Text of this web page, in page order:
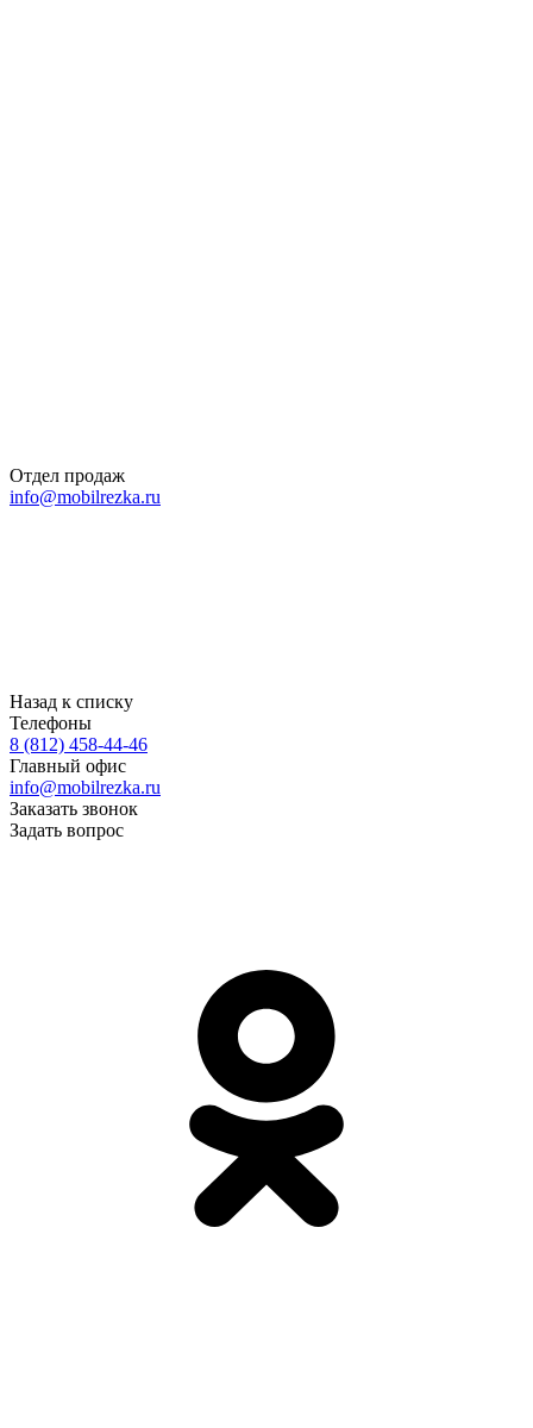
Отдел продаж
info@mobilrezka.ru
Назад к списку
Телефоны
8 (812) 458-44-46
Главный офис
info@mobilrezka.ru
Заказать звонок
Задать вопрос